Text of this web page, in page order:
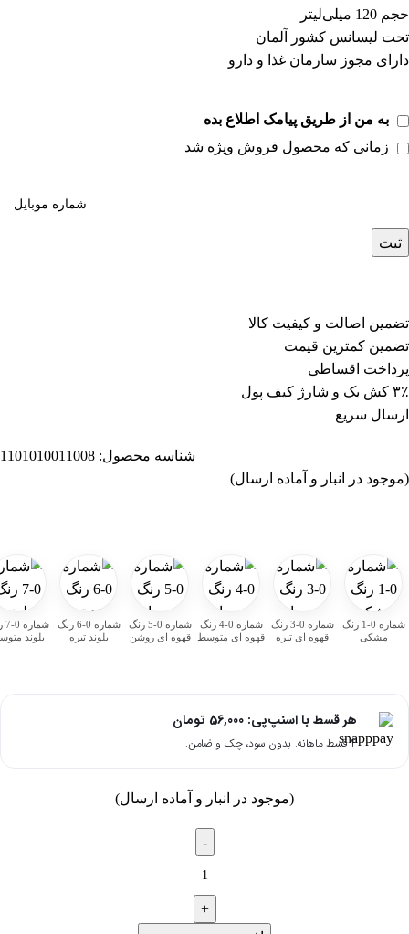
حجم 120 میلی‌لیتر
تحت لیسانس کشور آلمان
دارای مجوز سارمان غذا و دارو
به من از طریق پیامک اطلاع بده
زمانی که محصول فروش ویژه شد
ثبت
تضمین اصالت و کیفیت کالا
تضمین کمترین قیمت
پرداخت اقساطی
۳٪ کش بک و شارژ کیف پول
ارسال سریع
شناسه محصول: 1101010011008
(موجود در انبار و آماده ارسال)
شماره 0-1 رنگ
مشکی
شماره 0-3 رنگ
قهوه ای تیره
شماره 0-4 رنگ
قهوه ای متوسط
شماره 0-5 رنگ
قهوه ای روشن
شماره 0-6 رنگ
بلوند تیره
بلوند
هر قسط با اسنپ‌پی: 56,000 تومان
۴ قسط ماهانه. بدون سود، چک و ضامن.
(موجود در انبار و آماده ارسال)